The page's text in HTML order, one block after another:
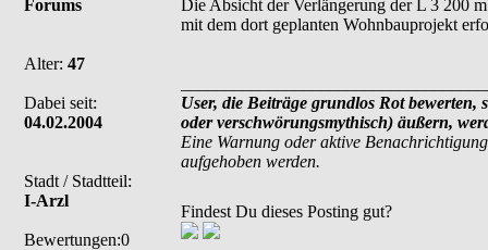
Forums
Alter: 47
Dabei seit:
04.02.2004
Stadt / Stadtteil:
I-Arzl
Bewertungen:0
Die Absicht der Verlängerung der L 3 200
mit dem dort geplanten Wohnbauprojekt
User, die Beiträge grundlos Rot
oder verschwörungsmythisch) äußern,
Eine Warnung oder aktive
aufgehoben werden.
Findest Du dieses Posting gut?